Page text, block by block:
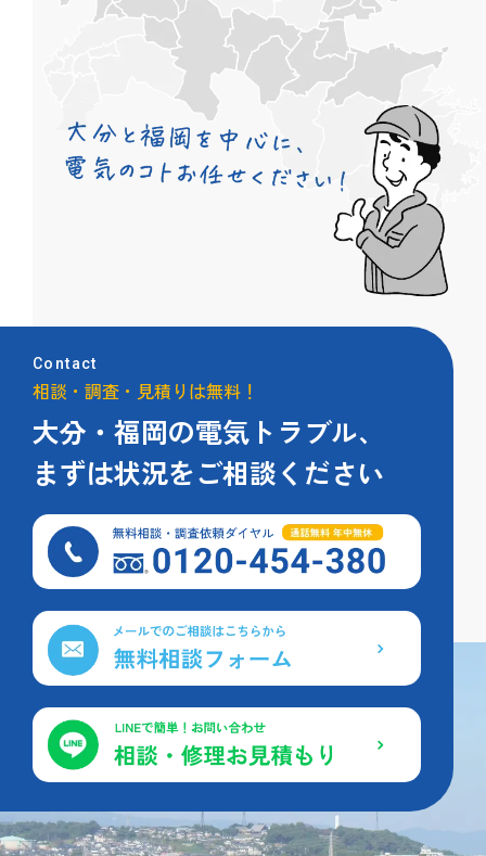
Contact
相談・調査・見積りは無料！
大分・福岡の電気トラブル、
まずは状況をご相談ください